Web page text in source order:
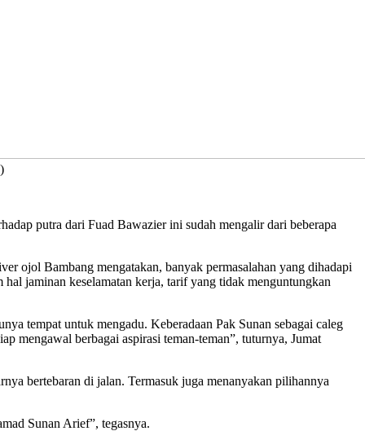
putra dari Fuad Bawazier ini sudah mengalir dari beberapa
ojol Bambang mengatakan, banyak permasalahan yang dihadapi
jaminan keselamatan kerja, tarif yang tidak menguntungkan
tempat untuk mengadu. Keberadaan Pak Sunan sebagai caleg
mengawal berbagai aspirasi teman-teman”, tuturnya, Jumat
bertebaran di jalan. Termasuk juga menanyakan pilihannya
Sunan Arief”, tegasnya.